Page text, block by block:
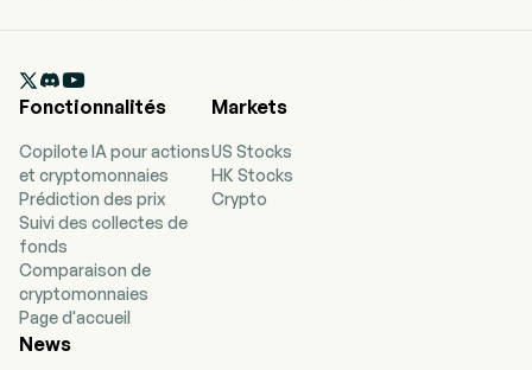
bourse le 9 avril 2002. China Merchants Bank Co
Ltd est une société chinoise principalement
activités à travers trois segments. Le segment «
Activités financières de gros » propose des
services financiers aux entreprises, aux
administrations publiques et aux
établissements financiers, notamment des
services de prêt et de dépôt, de règlement et de
gestion de trésorerie, de financement
commercial et d'activités offshore, de banque
d'investissement, d'emprunt, de rachat, de

Fonctionnalités
Copilote IA pour actions
et cryptomonnaies
Prédiction des prix
Suivi des collectes de
fonds
Comparaison de
cryptomonnaies
Page d'accueil
Markets
US Stocks
HK Stocks
Crypto
News